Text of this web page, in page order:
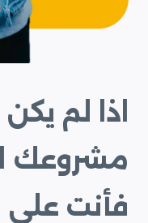
اذا لم
مشروعك
فأنت على